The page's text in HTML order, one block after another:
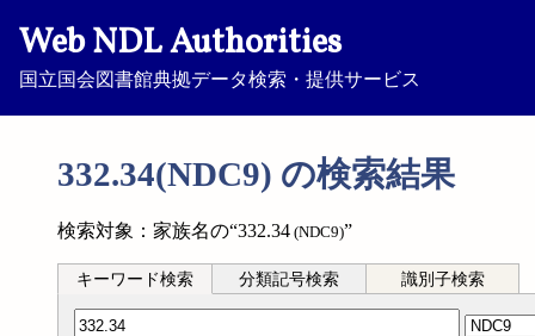
Web NDL Authorities
国立国会図書館典拠データ検索・提供サービス
332.34(NDC9) の検索結果
検索対象：家族名の“332.34 (NDC9)”
キーワード検索 分類記号検索 識別子検索
分類記号検索